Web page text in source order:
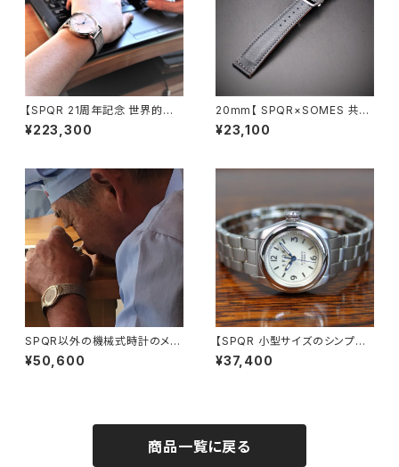
【SPQR 21周年記念 世界的デ
ザイナー五十嵐威暢デザイン 手
巻付自動巻 】 ブルー天秤秒針
車シート革 ・最高級濃紺クロコ
ダイル・ステンレスメッシュ 【限
定20本】
¥223,300
20mm【 SPQR×SOMES 共同
開発・国産高級車シート革バンド
】 SSミラー仕上・ワンタッチ開閉
¥23,100
SPQR以外の機械式時計のメン
テナンス（分解洗浄）作業終了後
にお手続きいただきます
¥50,600
【SPQR 小型サイズのシンプル
デザインで使い易さに徹した
手巻付自動巻機械式】 Ventun
ンド
¥37,400
商品一覧に戻る